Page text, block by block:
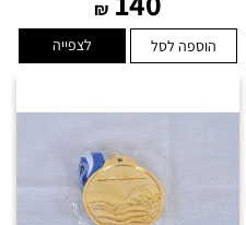
₪
הוספה לסל לצפייה